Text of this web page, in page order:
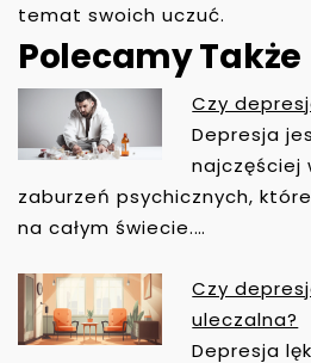
temat swoich uczuć.
Polecamy Także
Czy
Depresja
najczęściej
zaburzeń psychicznych,
na całym świecie.…
Czy
uleczalna?
Depresja
N
A
W
I
A
C
J